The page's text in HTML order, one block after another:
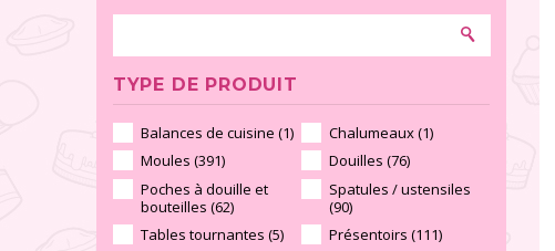
TYPE DE PRODUIT
Balances de cuisine (1)
Chalumeaux (1)
Moules (391)
Douilles (76)
Poches à douille et
bouteilles (62)
Spatules / ustensiles
(90)
Tables tournantes (5)
Présentoirs (111)